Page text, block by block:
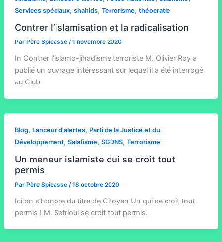
Services spéciaux, shahids, Terrorisme, théocratie
Contrer l’islamisation et la radicalisation
Par Père Spicasse /1 novembre 2020
In Contrer l’islamo-jihadisme terroriste M. Olivier Roy a
publié un ouvrage intéressant sur lequel il a été interrogé
au Club
Blog, Lanceur d'alertes, Parti de la Justice et du
Développement, Salafisme, SGDNS, Terrorisme
Un meneur islamiste qui se croit tout
permis
Par Père Spicasse /18 octobre 2020
Ici on s’honore du titre de Citoyen Un qui se croit tout
permis ! M. Sefrioui se croit tout permis.